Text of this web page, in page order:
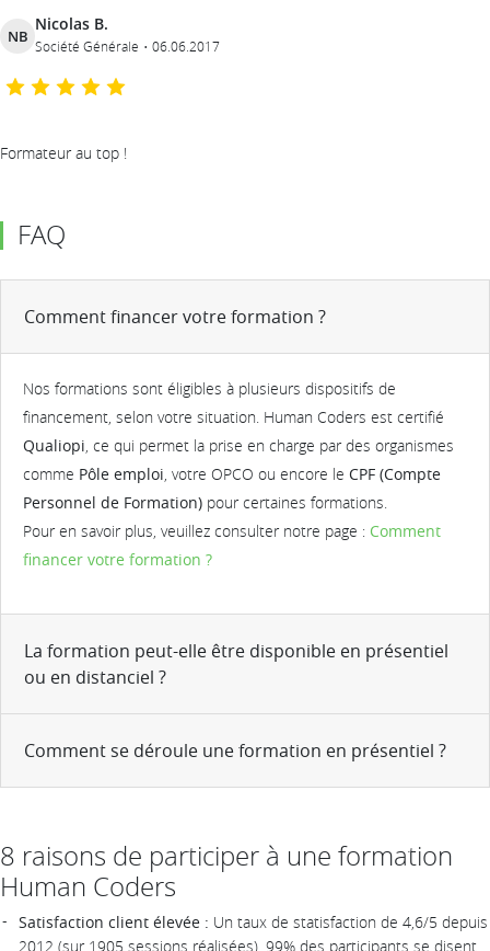
NB
Nicolas B.
Société Générale 06.06.2017
Formateur au top !
FAQ
Comment financer votre formation ?
Nos formations sont éligibles à plusieurs dispositifs de
financement, selon votre situation. Human Coders est certifié
Qualiopi, ce qui permet la prise en charge par des organismes
comme Pôle emploi, votre OPCO ou encore le CPF (Compte
Personnel de Formation) pour certaines formations.
Pour en savoir plus, veuillez consulter notre page : Comment
financer votre formation ?
La formation peut-elle être disponible en présentiel
ou en distanciel ?
Comment se déroule une formation en présentiel ?
8 raisons de participer à une formation
Human Coders
Satisfaction client élevée : Un taux de statisfaction de 4,6/5 depuis
2012 (sur 1905 sessions réalisées). 99% des participants se disent